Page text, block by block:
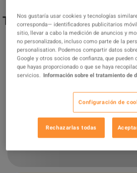
The Sims 4 - Outdoor
App CD
OFERTA
Vendido por
99.07% de 3420538 evaluaciones
13 MÁS OFERTAS DISPONIBLES A
Nos gustaría usar cookies y tecnologías
corresponda— identificadores publicitarios
sitio, llevar a cabo la medición de anuncios y
no personalizados, incluso como parte de la
personalisation. Podemos compartir datos
Google y otros socios de confianza, que
que hayas proporcionado o que se haya
servicios. Información sobre el tratamiento de
Configuración de
Rechazarlas todas